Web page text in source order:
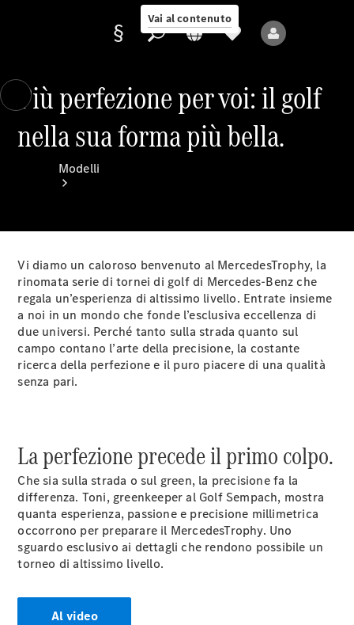
Vai al contenuto
Fornitore/protezione
dati
Modelli
Tutti i modelli
Nuovi modelli
Modelli elettrici
Modelli ibridi plug-in
Toute le
Berline
CLA
Elettrico
Classe C
Berlina
Più perfezione per voi: il golf
nella sua forma più bella.
Vi diamo un caloroso benvenuto al MercedesTrophy, la
rinomata serie di tornei di golf di Mercedes-Benz che
regala un’esperienza di altissimo livello. Entrate insieme
a noi in un mondo che fonde l’esclusiva eccellenza di
due universi. Perché tanto sulla strada quanto sul
campo contano l’arte della precisione, la costante
ricerca della perfezione e il puro piacere di una qualità
senza pari.
La perfezione precede il primo colpo.
Che sia sulla strada o sul green, la precisione fa la
differenza. Toni, greenkeeper al Golf Sempach, mostra
quanta esperienza, passione e precisione millimetrica
occorrono per preparare il MercedesTrophy. Uno
sguardo esclusivo ai dettagli che rendono possibile un
torneo di altissimo livello.
Al video